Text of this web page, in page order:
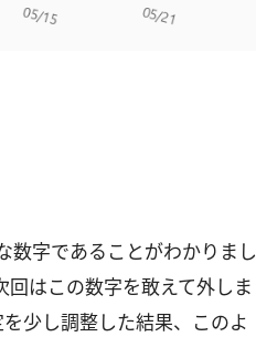
数字であることがわかりまし
はこの数字を敢えて外しま
少し調整した結果、このよ